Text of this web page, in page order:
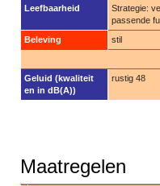
Leefbaarheid
Strategie:
passende
Beleving
stil
Geluid (kwaliteit
en in dB(A))
rustig 48
Maatregelen